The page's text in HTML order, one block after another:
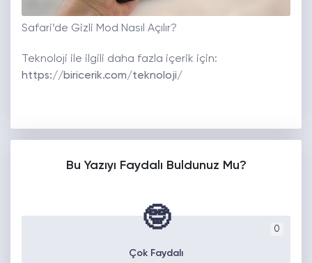
Safari’de Gizli Mod Nasıl Açılır?
Teknoloji ile ilgili daha fazla içerik için:
https://biricerik.com/teknoloji/
Bu Yazıyı Faydalı Buldunuz Mu?
0
🤓
Çok Faydalı